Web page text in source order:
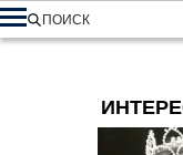
ПОИСК